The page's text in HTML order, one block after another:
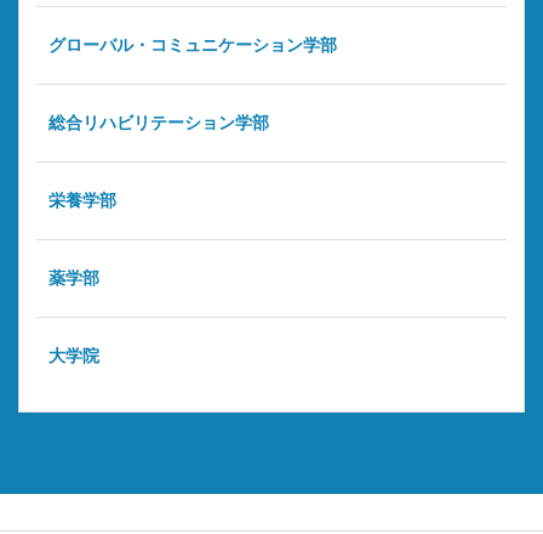
グローバル・コミュニケーション学部
総合リハビリテーション学部
栄養学部
薬学部
大学院